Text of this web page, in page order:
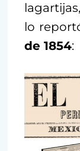
lo
de 1854: